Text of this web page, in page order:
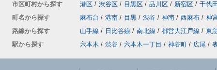
市区町村から探す 港区 / 渋谷区 / 目黒区 / 品川区 / 新宿区 / 千代
町名から探す
麻布台 / 港南 / 目黒 / 渋谷 / 神南 / 西麻布 / 神
路線から探す
山手線 / 日比谷線 / 南北線 / 都営大江戸線 / 東
駅から探す
六本木 / 渋谷 / 六本木一丁目 / 神谷町 / 広尾 /